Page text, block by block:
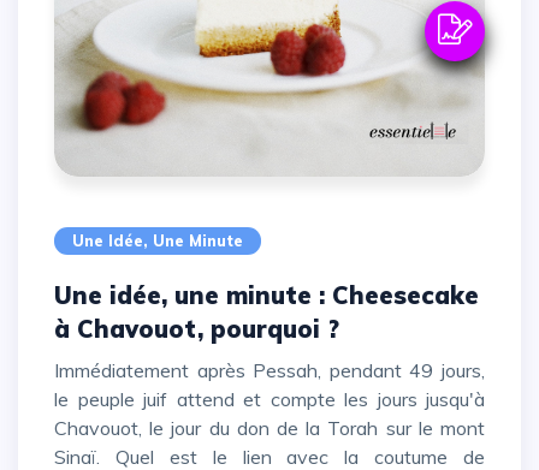
Une Idée, Une Minute
Une idée, une minute : Cheesecake
à Chavouot, pourquoi ?
Immédiatement après Pessah, pendant 49 jours,
le peuple juif attend et compte les jours jusqu'à
Chavouot, le jour du don de la Torah sur le mont
Sinaï. Quel est le lien avec la coutume de